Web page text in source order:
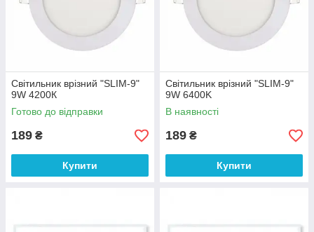
Світильник врізний "SLIM-9"
9W 4200К
Готово до відправки
189 ₴
Купити
Світильник врізний "SLIM-9"
9W 6400K
В наявності
189 ₴
Купити